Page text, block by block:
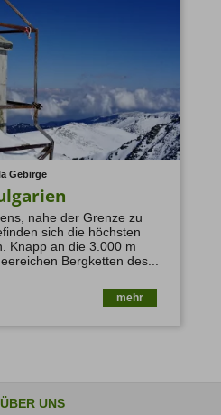
Gebirge
nahe der Grenze zu
sich die höchsten
Knapp an die 3.000 m
Bergketten des...
mehr
ÜBER UNS